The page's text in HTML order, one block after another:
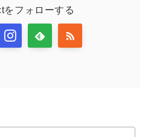
をフォローする